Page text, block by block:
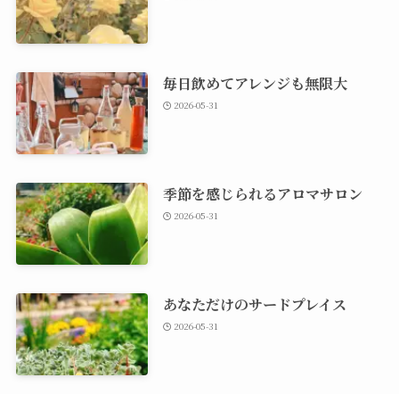
毎日飲めてアレンジも無限大
2026-05-31
季節を感じられるアロマサロン
2026-05-31
あなただけのサードプレイス
2026-05-31